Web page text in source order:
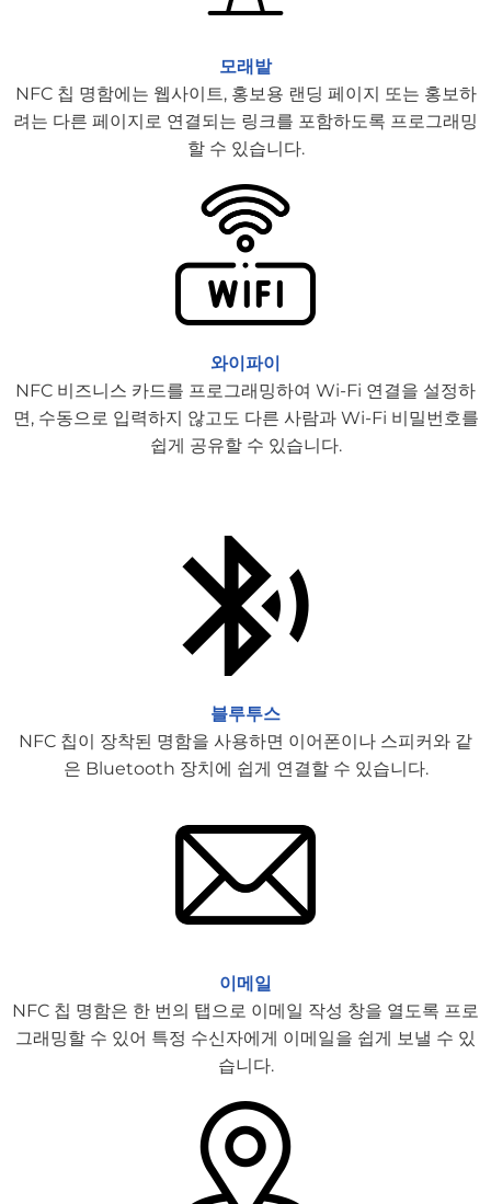
모래밭
NFC 칩 명함에는 웹사이트, 홍보용 랜딩 페이지 또는 홍보하
려는 다른 페이지로 연결되는 링크를 포함하도록 프로그래밍
할 수 있습니다.
와이파이
NFC 비즈니스 카드를 프로그래밍하여 Wi-Fi 연결을 설정하
면, 수동으로 입력하지 않고도 다른 사람과 Wi-Fi 비밀번호를
쉽게 공유할 수 있습니다.
블루투스
NFC 칩이 장착된 명함을 사용하면 이어폰이나 스피커와 같
은 Bluetooth 장치에 쉽게 연결할 수 있습니다.
이메일
NFC 칩 명함은 한 번의 탭으로 이메일 작성 창을 열도록 프로
그래밍할 수 있어 특정 수신자에게 이메일을 쉽게 보낼 수 있
습니다.